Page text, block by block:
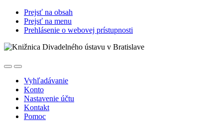
Prejsť na obsah
Prejsť na menu
Prehlásenie o webovej prístupnosti
Vyhľadávanie
Konto
Nastavenie účtu
Kontakt
Pomoc